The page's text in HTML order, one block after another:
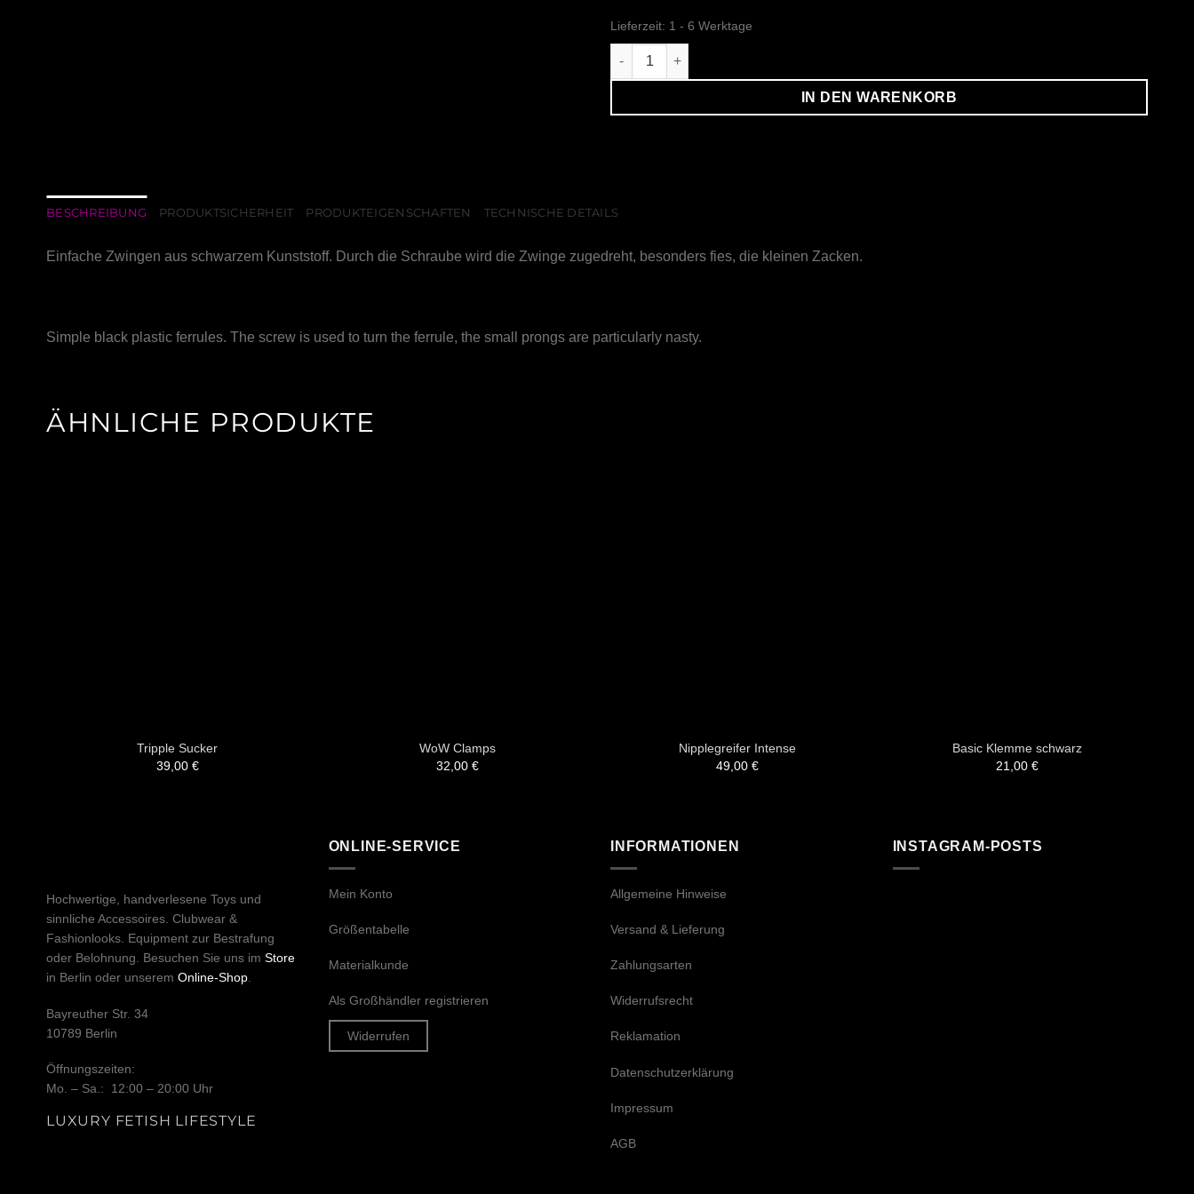
Lieferzeit: 1 - 6 Werktage
Zwingen Black Menge
IN DEN WARENKORB
BESCHREIBUNG PRODUKTSICHERHEIT PRODUKTEIGENSCHAFTEN TECHNISCHE DETAILS
Einfache Zwingen aus schwarzem Kunststoff. Durch die Schraube wird die Zwinge zugedreht, besonders fies, die kleinen Zacken.
Simple black plastic ferrules. The screw is used to turn the ferrule, the small prongs are particularly nasty.
ÄHNLICHE PRODUKTE
Tripple Sucker
39,00 €
WoW Clamps
32,00 €
Nipplegreifer Intense
49,00 €
Basic Klemme schwarz
21,00 €
Hochwertige, handverlesene Toys und
sinnliche Accessoires. Clubwear &
Fashionlooks. Equipment zur Bestrafung
oder Belohnung. Besuchen Sie uns im Store
in Berlin oder unserem Online-Shop.
Bayreuther Str. 34
10789 Berlin
Öffnungszeiten:
Mo. – Sa.: 12:00 – 20:00 Uhr
LUXURY FETISH LIFESTYLE
ONLINE-SERVICE
Mein Konto
Größentabelle
Materialkunde
Als Großhändler registrieren
Widerrufen
INFORMATIONEN
Allgemeine Hinweise
Versand & Lieferung
Zahlungsarten
Widerrufsrecht
Reklamation
Datenschutzerklärung
Impressum
AGB
INSTAGRAM-POSTS